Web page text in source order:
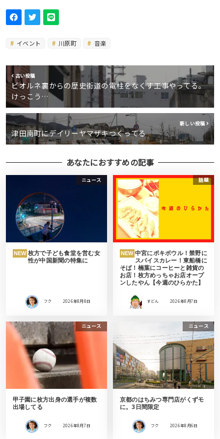
イベント 川原町 音楽
古い投稿
ビオルネ裏からの歴史街道の電柱をなくす工事やってる。
けっこう…
新しい投稿
津田南町にデイリーヤマザキつくってる
あなたにおすすめの記事
ニュース
NEW 枚方で子ども食堂を営む女
性が中国新聞の特集に
フク 2026年8月8日
話題
NEW 中宮にポキボウル！禁野に
スパイスカレー！東船橋に
そば！楠葉にコーヒーと雑貨の
お店！枚方めっちゃお店オープ
ンしたやん【今週のひらかた】
すどん 2026年8月7日
ニュース
甲子園に枚方出身の選手が複数
出場してる
フク 2026年8月7日
ニュース
京都のはちみつ専門店がくずモ
に。3日間限定
フク 2026年8月6日